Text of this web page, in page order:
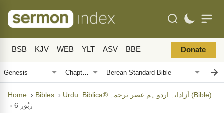
BSB KJV WEB YLT ASV BBE Donate
Home › Bibles ›
Urdu: Biblica® آزادانہ اردو ہم عصر ترجمہ (Bible)
›
زبُور 6